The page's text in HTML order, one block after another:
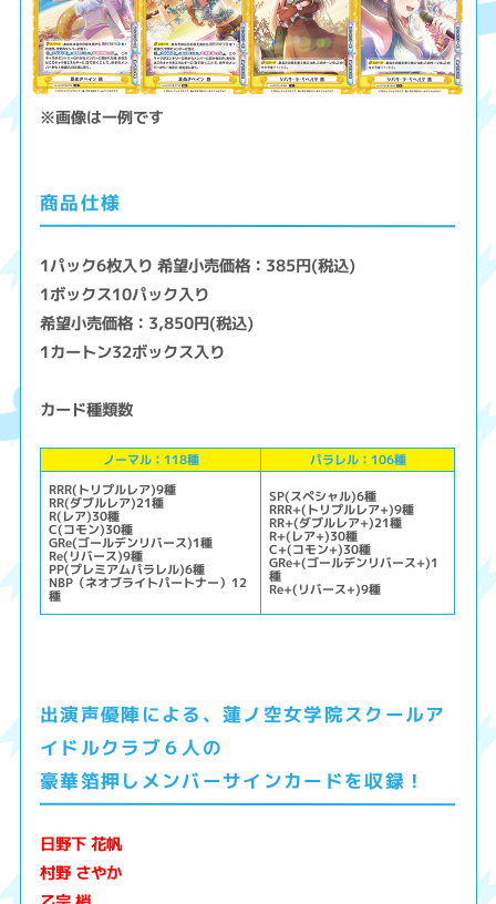
※画像は一例です
商品仕様
1パック6枚入り 希望小売価格：385円(税込)
1ボックス10パック入り
希望小売価格：3,850円(税込)
1カートン32ボックス入り
カード種類数
ノーマル：118種
パラレル：106種
RRR(トリプルレア)9種
RR(ダブルレア)21種
R(レア)30種
C(コモン)30種
GRe(ゴールデンリバース)1種
Re(リバース)9種
PP(プレミアムパラレル)6種
NBP（ネオブライトパートナー）12
種
SP(スペシャル)6種
RRR+(トリプルレア+)9種
RR+(ダブルレア+)21種
R+(レア+)30種
C+(コモン+)30種
GRe+(ゴールデンリバース+)1
種
Re+(リバース+)9種
出演声優陣による、蓮ノ空女学院スクールア
イドルクラブ６人の
豪華箔押しメンバーサインカードを収録！
日野下 花帆
村野 さやか